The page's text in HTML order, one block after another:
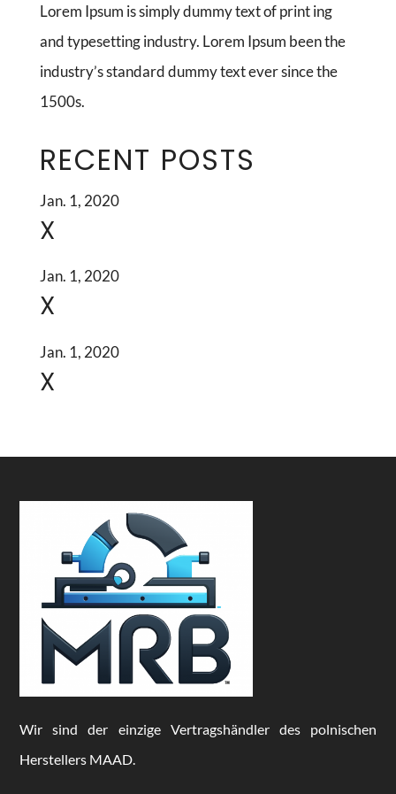
Lorem Ipsum is simply dummy text of print ing
and typesetting industry. Lorem Ipsum been the
industry’s standard dummy text ever since the
1500s.
RECENT POSTS
Jan. 1, 2020
X
Jan. 1, 2020
X
Jan. 1, 2020
X
Wir sind der einzige Vertragshändler des polnischen
Herstellers MAAD.